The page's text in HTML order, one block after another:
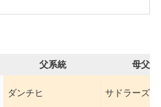
父系統 母父系
ダンチヒ サドラーズウ